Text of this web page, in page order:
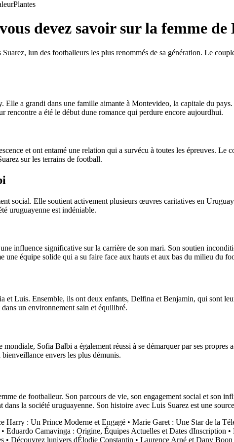
Plantes
devez savoir sur la femme de
lun des footballeurs les plus renommés de sa génération. Le
Elle a grandi dans une famille aimante à Montevideo, la capitale du
rencontre a été le début dune romance qui perdure encore aujourdhui.
et ont entamé une relation qui a survécu à toutes les épreuves.
sur les terrains de football.
social. Elle soutient activement plusieurs œuvres caritatives en
uruguayenne est indéniable.
influence significative sur la carrière de son mari. Son soutien
une équipe solide qui a su faire face aux hauts et aux bas du milieu du
Luis. Ensemble, ils ont deux enfants, Delfina et Benjamin, qui sont
un environnement sain et équilibré.
Sofia Balbi a également réussi à se démarquer par ses
envers les plus démunis.
de footballeur. Son parcours de vie, son engagement social et son
la société uruguayenne. Son histoire avec Luis Suarez est une
Harry : Un Prince Moderne et Engagé • Marie Garet : Une Star de la
• Eduardo Camavinga : Origine, Équipes Actuelles et Dates dInscription •
• Découvrez lunivers dÉlodie Constantin • Laurence Arné et Dany